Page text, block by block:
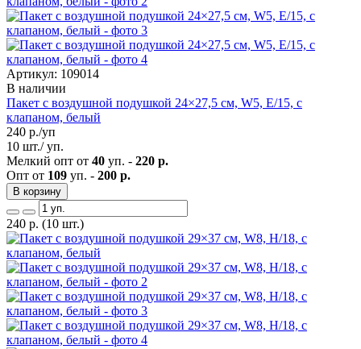
Артикул: 109014
В наличии
Пакет с воздушной подушкой 24×27,5 см, W5, E/15, с
клапаном, белый
240 р./уп
10 шт./ уп.
Мелкий опт от 40 уп. - 220 р.
Опт от 109 уп. - 200 р.
В корзину
240 р. (10 шт.)